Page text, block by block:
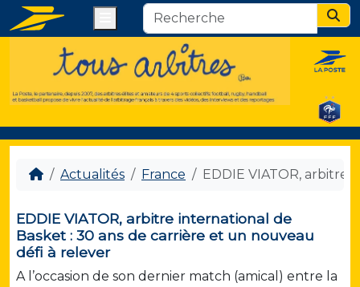
Actualités France EDDIE VIATOR,
EDDIE VIATOR, arbitre international de
Basket : 30 ans de carrière et un nouveau
défi à relever
A l’occasion de son dernier match (amical) entre la